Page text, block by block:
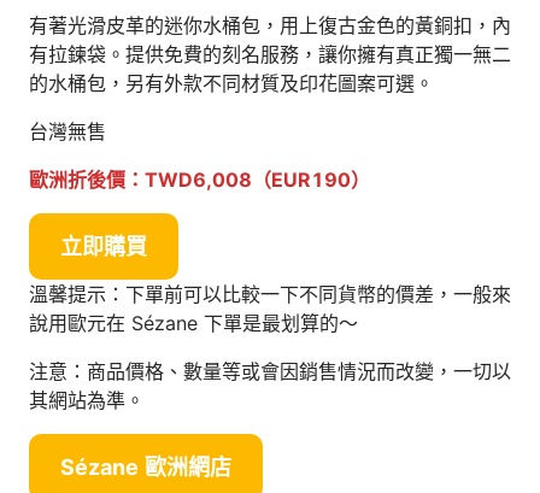
有著光滑皮革的迷你水桶包，用上復古金色的黃銅扣，內
有拉鍊袋。提供免費的刻名服務，讓你擁有真正獨一無二
的水桶包，另有外款不同材質及印花圖案可選。
台灣無售
歐洲折後價：TWD6,008（EUR190）
立即購買
溫馨提示：下單前可以比較一下不同貨幣的價差，一般來
說用歐元在 Sézane 下單是最划算的～
注意：商品價格、數量等或會因銷售情況而改變，一切以
其網站為準。
Sézane 歐洲網店